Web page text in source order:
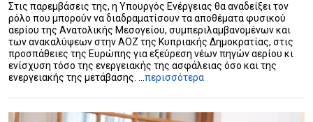
Στις παρεμβάσεις της, η Υπουργός Ενέργειας θα αναδείξει τον
ρόλο που μπορούν να διαδραματίσουν τα αποθέματα φυσικού
αερίου της Ανατολικής Μεσογείου, συμπεριλαμβανομένων και
των ανακαλύψεων στην ΑΟΖ της Κυπριακής Δημοκρατίας, στις
προσπάθειες της Ευρώπης για εξεύρεση νέων πηγών αερίου κι
ενίσχυση τόσο της ενεργειακής της ασφάλειας όσο και της
ενεργειακής της μετάβασης. ... περισσότερα